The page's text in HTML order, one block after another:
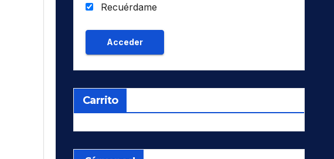
Recuérdame
Carrito